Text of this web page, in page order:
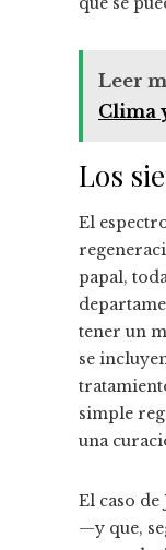
Leer
Clima
Los
El
papal,
tener un
se
simple
una
El caso de
—y que,